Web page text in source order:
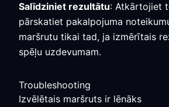
Salīdziniet rezultātu: Atkārtojiet
pārskatiet pakalpojuma
maršrutu tikai tad, ja izmērītais
spēļu uzdevumam.
Troubleshooting
Izvēlētais maršruts ir lēnāks